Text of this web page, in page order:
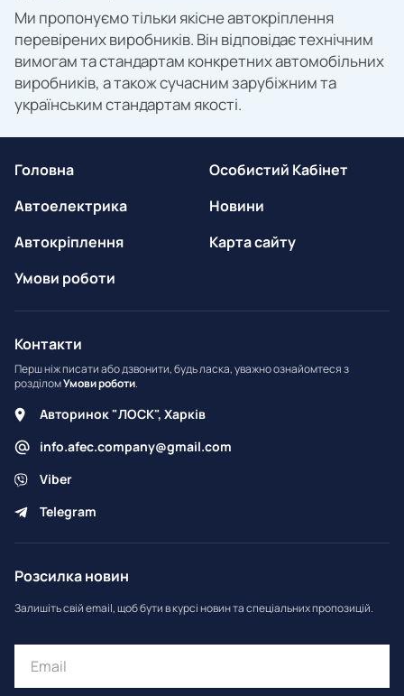
Ми пропонуємо тільки якісне автокріплення
перевірених виробників. Він відповідає технічним
вимогам та стандартам конкретних автомобільних
виробників, а також сучасним зарубіжним та
українським стандартам якості.
Головна
Автоелектрика
Автокріплення
Умови роботи
Особистий Кабінет
Новини
Карта сайту
Контакти
Перш ніж писати або дзвонити, будь ласка, уважно ознайомтеся з
розділомУмови роботи.
Авторинок "ЛОСК", Харків
info.afec.company@gmail.com
Viber
Telegram
Розсилка новин
Залишіть свій email, щоб бути в курсі новин та спеціальних пропозицій.